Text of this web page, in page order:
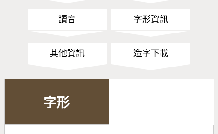
讀音 字形資訊
其他資訊 造字下載
字形